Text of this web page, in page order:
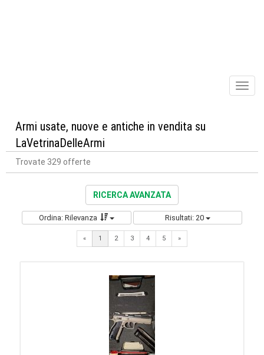
Armi usate, nuove e antiche in vendita su
LaVetrinaDelleArmi
Trovate 329 offerte
RICERCA AVANZATA
Ordina: Rilevanza Risultati: 20
« 1 2 3 4 5 »Next